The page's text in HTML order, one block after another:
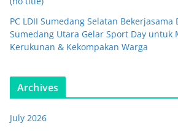
PC LDII Sumedang Selatan Bekerjasama
Sumedang Utara Gelar Sport Day untuk
Kerukunan & Kekompakan Warga
Archives
July 2026